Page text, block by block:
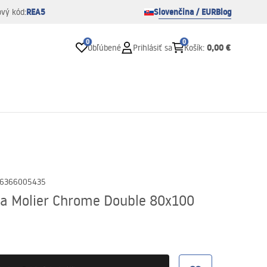
kód:REA5 Slovenčina / EURBlog
0
Obľúbené Prihlásiť sa
0
Košík: 0,00 €
Molier Chrome Double 80x100